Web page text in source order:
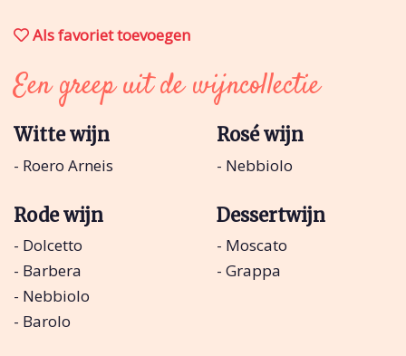
Als favoriet toevoegen
Een greep uit de wijncollectie
Witte wijn
- Roero Arneis
Rosé wijn
- Nebbiolo
Rode wijn
- Dolcetto
- Barbera
- Nebbiolo
- Barolo
Dessertwijn
- Moscato
- Grappa